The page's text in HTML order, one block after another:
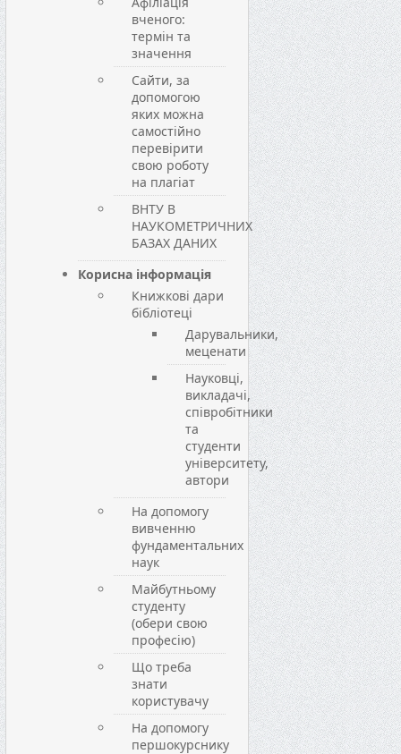
вченого:
термін та
значення
Сайти, за
допомогою
яких можна
самостійно
перевірити
свою роботу
на плагіат
ВНТУ В
НАУКОМЕТРИЧНИХ
БАЗАХ ДАНИХ
Корисна інформація
Книжкові дари
бібліотеці
Дарувальники,
меценати
Науковці,
викладачі,
співробітники
та
студенти
університету,
автори
На допомогу
вивченню
фундаментальних
наук
Майбутньому
студенту
(обери свою
професію)
Що треба
знати
користувачу
На допомогу
першокурснику